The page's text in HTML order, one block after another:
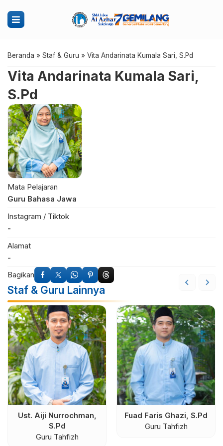
Beranda » Staf & Guru » Vita Andarinata Kumala Sari, S.Pd
Vita Andarinata Kumala Sari,
S.Pd
Mata Pelajaran
Guru Bahasa Jawa
Instagram / Tiktok
-
Alamat
-
Bagikan
Staf & Guru Lainnya
Ust. Aiji Nurrochman,
S.Pd
Guru Tahfizh
Fuad Faris Ghazi, S.Pd
Guru Tahfizh